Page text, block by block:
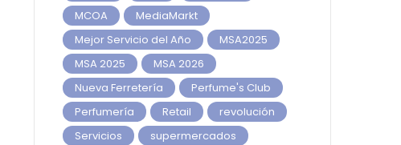
MCOA
MediaMarkt
Mejor Servicio del Año
MSA2025
MSA 2025
MSA 2026
Nueva Ferretería
Perfume's Club
Perfumería
Retail
revolución
Servicios
supermercados